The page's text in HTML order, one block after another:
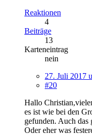
Reaktionen
4
Beiträge
13
Karteneintrag
nein
27. Juli 2017
#20
Hallo
es ist wie bei den
gefunden. Auch das
Oder eher was